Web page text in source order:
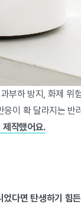
부하 방지, 화제 위
이 확 달라지는 반
제작했어요.
다면 탄생하기 힘